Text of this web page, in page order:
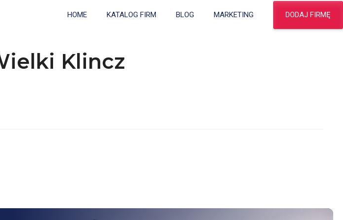
HOME KATALOG FIRM BLOG MARKETING DODAJ FIRMĘ
Klincz